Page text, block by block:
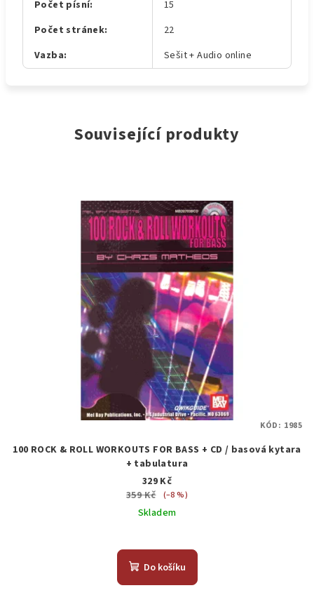
Počet písní:
15
Počet stránek:
22
Vazba: Sešit + Audio online
Související produkty
100 ROCK & ROLL WORKOUTS FOR BASS + CD / basová kytara
+ tabulatura
329 Kč
359 Kč
(–8 %)
Skladem
Do košíku
KÓD: 1985